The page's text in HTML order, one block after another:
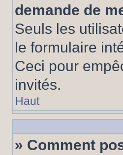
demande de
Seuls les
le formulaire
Ceci pour
invités.
Haut
» Comment